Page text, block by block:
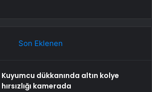
Son Eklenen
Kuyumcu dükkanında altın kolye
hırsızlığı kamerada